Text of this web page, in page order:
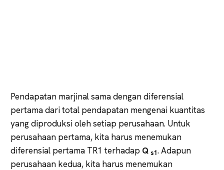
Pendapatan marjinal sama dengan diferensial
pertama dari total pendapatan mengenai kuantitas
yang diproduksi oleh setiap perusahaan. Untuk
perusahaan pertama, kita harus menemukan
diferensial pertama TR1 terhadap Q s1. Adapun
perusahaan kedua, kita harus menemukan